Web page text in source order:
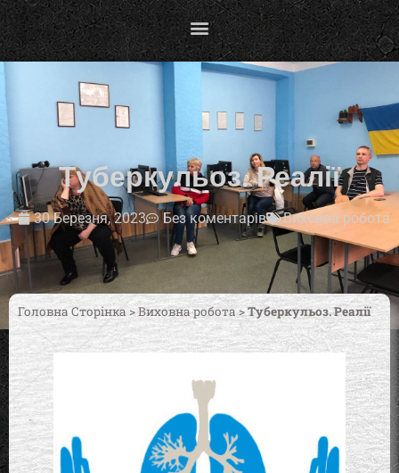
Туберкульоз. Реалії
30 Березня, 2023 Без коментарів Виховна робота
Головна Сторінка >Виховна робота>Туберкульоз. Реалії